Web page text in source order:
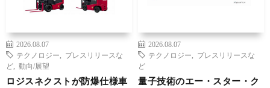
2026.08.07
テクノロジー
プレスリリースな
ど
動向/展望
ロジスネクストが防爆仕様車
2026.08.07
テクノロジー
プレスリリースな
ど
量子技術のエー・スター・ク